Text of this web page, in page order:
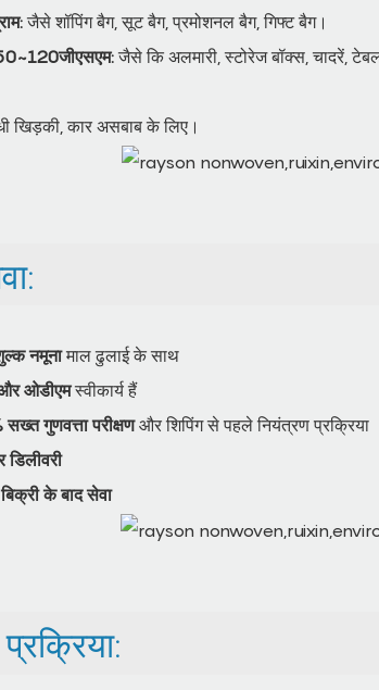
जैसे शॉपिंग बैग, सूट बैग, प्रमोशनल बैग, गिफ्ट बैग।
जैसे कि अलमारी, स्टोरेज बॉक्स, चादरें,
खिड़की, कार असबाब के लिए।
नमूनामाल ढुलाई के साथ
ओडीएमस्वीकार्य हैं
गुणवत्ता परीक्षणऔर शिपिंग से पहले नियंत्रण प्रक्रिया
बिक्री के बाद सेवा